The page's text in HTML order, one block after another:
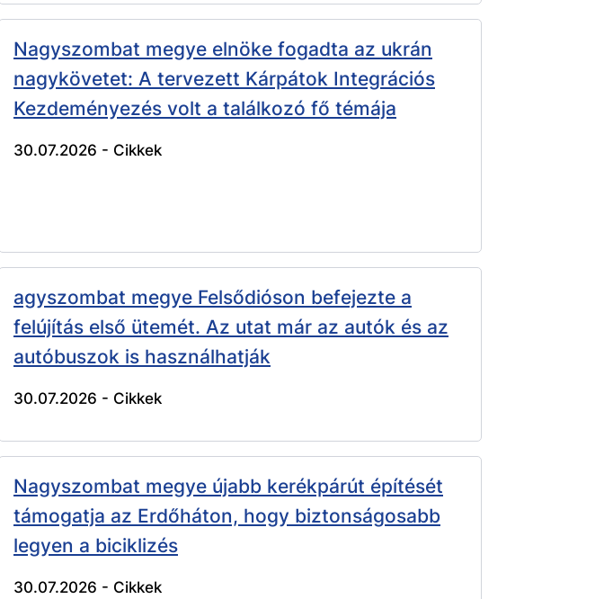
Nagyszombat megye elnöke fogadta az ukrán
nagykövetet: A tervezett Kárpátok Integrációs
Kezdeményezés volt a találkozó fő témája
30.07.2026 - Cikkek
agyszombat megye Felsődióson befejezte a
felújítás első ütemét. Az utat már az autók és az
autóbuszok is használhatják
30.07.2026 - Cikkek
Nagyszombat megye újabb kerékpárút építését
támogatja az Erdőháton, hogy biztonságosabb
legyen a biciklizés
30.07.2026 - Cikkek